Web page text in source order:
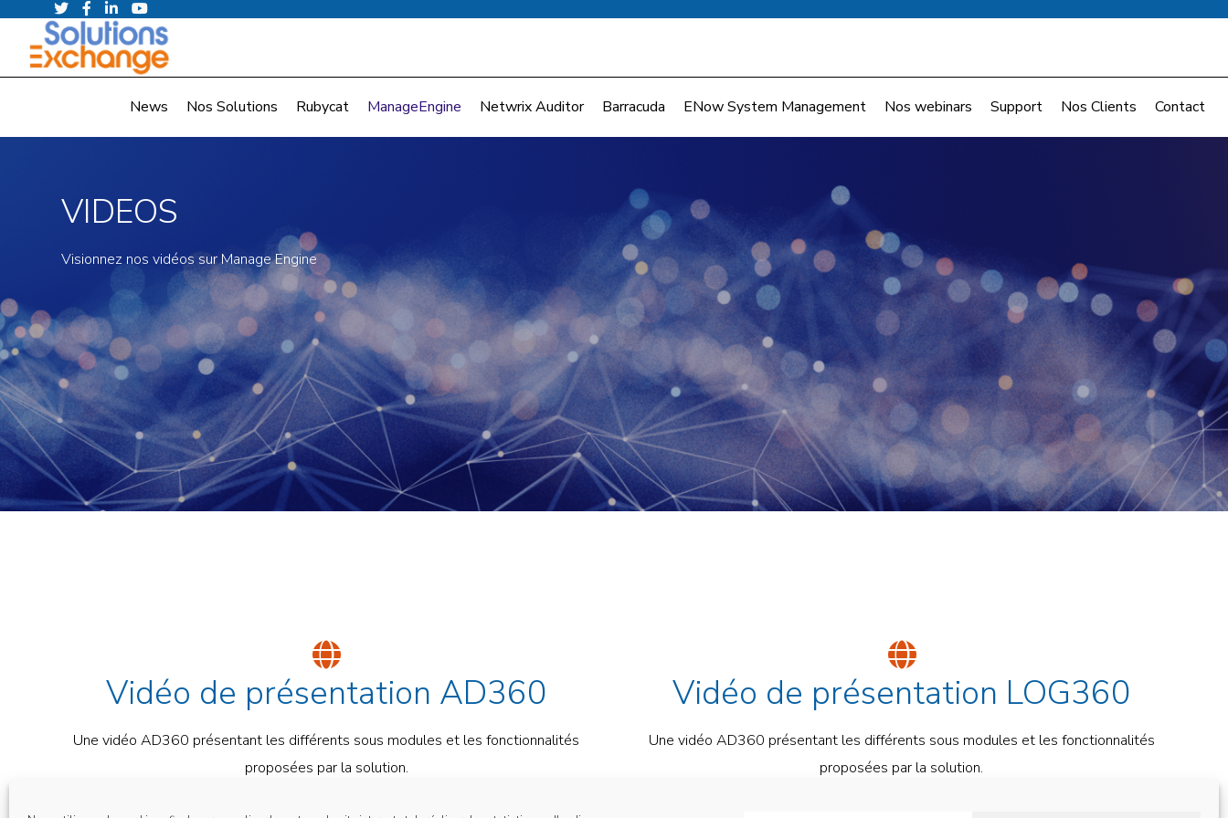
News Nos Solutions Rubycat ManageEngine Netwrix Auditor Barracuda ENow System Management Nos webinars Support Nos Clients Contact
VIDEOS
Visionnez nos vidéos sur Manage Engine
Vidéo de présentation AD360
Une vidéo AD360 présentant les différents sous modules et les fonctionnalités
proposées par la solution.
Vidéo de présentation LOG360
Une vidéo AD360 présentant les différents sous modules et les fonctionnalités
proposées par la solution.